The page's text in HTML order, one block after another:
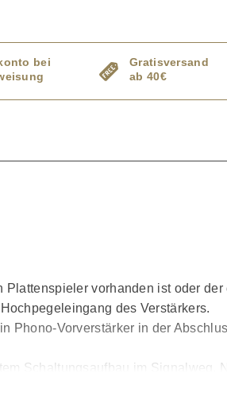
bei
Gratisversand
ab 40€
vorhanden ist oder
des Verstärkers.
Phono-Vorverstärker in der
Schaltungsaufbau im Signalweg.